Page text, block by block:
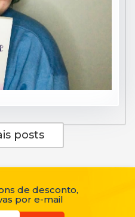
posts
de desconto,
por e-mail